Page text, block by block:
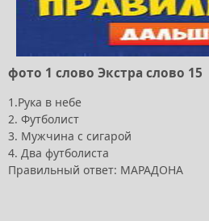
фото 1 слово Экстра слово 15
1.Рука в небе
2. Футболист
3. Мужчина с сигарой
4. Два футболиста
Правильный ответ: МАРАДОНА